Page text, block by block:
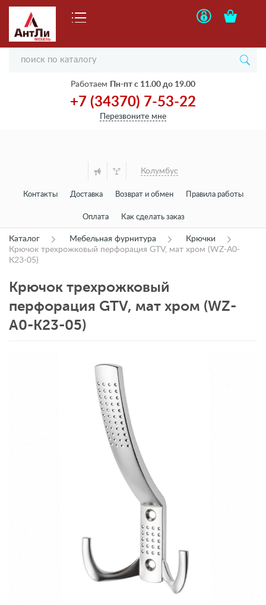
Работаем Пн-пт с 11.00 до 19.00
+7 (34370) 7-53-22
Перезвоните мне
Колумбус
Контакты Доставка Возврат и обмен Правила работы
Оплата Как сделать заказ
Каталог Мебельная фурнитура
Крючки
Крючок трехрожковый перфорация GTV, мат хром (WZ-A0-
К23-05)
Крючок трехрожковый
перфорация GTV, мат хром (WZ-
A0-К23-05)